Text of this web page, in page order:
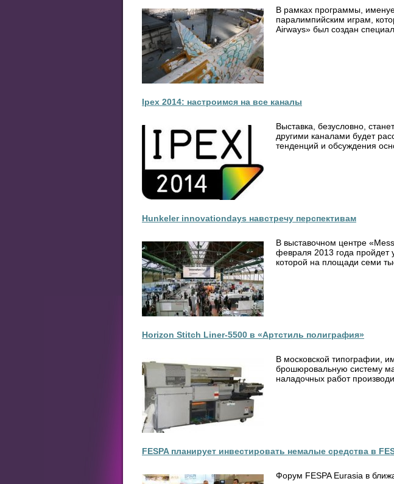
В рамках программы,
паралимпийским играм,
Airways» был создан
Ipex 2014: настроимся на все каналы
Выставка, безусловно,
другими каналами будет
тенденций и обсуждения
Hunkeler innovationdays навстречу перспективам
В выставочном центре
февраля 2013 года пройдет
которой на площади семи
Horizon Stitch Liner-5500 в «Артстиль полиграфия»
В московской типографии,
брошюровальную систему
наладочных работ
FESPA планирует инвестировать немалые средства в
Форум FESPA Eurasia в